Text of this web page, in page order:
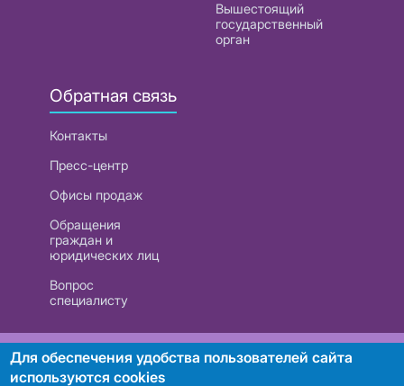
Вышестоящий
государственный
орган
Обратная связь
Контакты
Пресс-центр
Офисы продаж
Обращения
граждан и
юридических лиц
Вопрос
специалисту
РУП «Белтелеком». УНП 101007741
Для обеспечения удобства пользователей сайта
используются cookies